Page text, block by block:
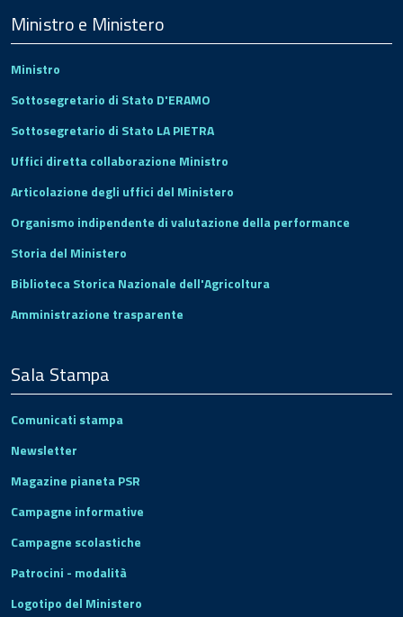
Footer
Ministro e Ministero
Ministro
Sottosegretario di Stato D'ERAMO
Sottosegretario di Stato LA PIETRA
Uffici diretta collaborazione Ministro
Articolazione degli uffici del Ministero
Organismo indipendente di valutazione della performance
Storia del Ministero
Biblioteca Storica Nazionale dell'Agricoltura
Amministrazione trasparente
Sala Stampa
Comunicati stampa
Newsletter
Magazine pianeta PSR
Campagne informative
Campagne scolastiche
Patrocini - modalità
Logotipo del Ministero